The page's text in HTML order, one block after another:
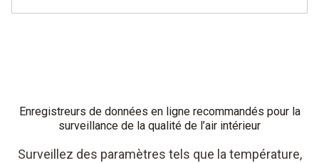
Enregistreurs de données en ligne recommandés pour la
surveillance de la qualité de l’air intérieur
Surveillez des paramètres tels que la température,